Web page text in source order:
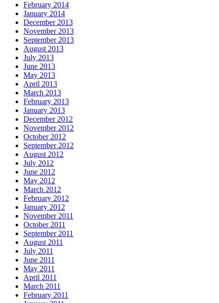
February 2014
January 2014
December 2013
November 2013
September 2013
August 2013
July 2013
June 2013
May 2013
April 2013
March 2013
February 2013
January 2013
December 2012
November 2012
October 2012
September 2012
August 2012
July 2012
June 2012
May 2012
March 2012
February 2012
January 2012
November 2011
October 2011
September 2011
August 2011
July 2011
June 2011
May 2011
April 2011
March 2011
February 2011